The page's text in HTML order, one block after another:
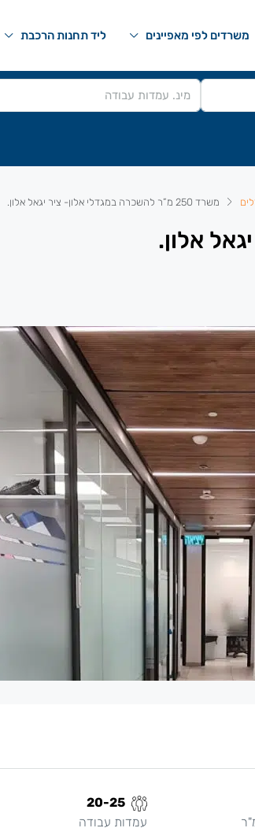
משרדים לפי מאפיינים ליד תחנות הרכבת
משרד 250 מ”ר להשכרה במגדלי אלון- ציר יגאל אלון.
20-25
עמדות עבודה